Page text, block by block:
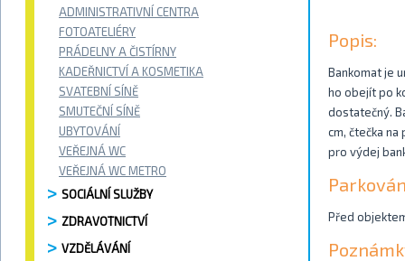
ADMINISTRATIVNÍ CENTRA
FOTOATELIÉRY
PRÁDELNY A ČISTÍRNY
KADEŘNICTVÍ A KOSMETIKA
SVATEBNÍ SÍNĚ
SMUTEČNÍ SÍNĚ
UBYTOVÁNÍ
VEŘEJNÁ WC
VEŘEJNÁ WC METRO
SOCIÁLNÍ SLUŽBY
ZDRAVOTNICTVÍ
VZDĚLÁVÁNÍ
Popis:
Bankomat je
ho obejít po
dostatečný.
cm, čtečka
pro výdej
Před